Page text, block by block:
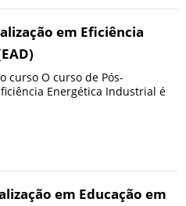
em Eficiência
curso O curso de Pós-
Energética Industrial é
em Educação em